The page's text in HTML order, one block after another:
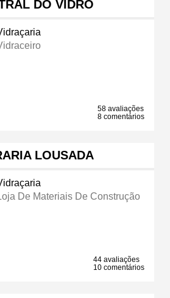
DO VIDRO
58 avaliações
8 comentários
LOUSADA
De Materiais De Construção
44 avaliações
10 comentários